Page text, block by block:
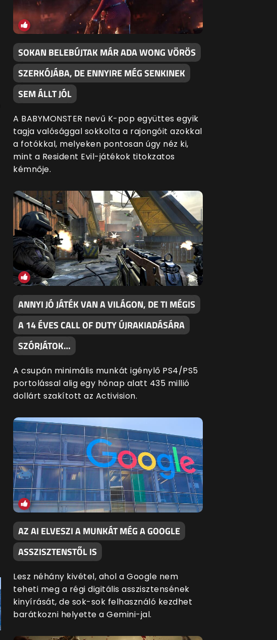
SOKAN BELEBÚJTAK MÁR ADA WONG VÖRÖS
SZERKÓJÁBA, DE ENNYIRE MÉG SENKINEK
SEM ÁLLT JÓL
A BABYMONSTER nevű K-pop együttes egyik
tagja valósággal sokkolta a rajongóit azokkal
a fotókkal, melyeken pontosan úgy néz ki,
mint a Resident Evil-játékok titokzatos
kémnője.
ANNYI JÓ JÁTÉK VAN A VILÁGON, DE TI MÉGIS
A 14 ÉVES CALL OF DUTY ÚJRAKIADÁSÁRA
SZÓRJÁTOK…
A csupán minimális munkát igénylő PS4/PS5
portolással alig egy hónap alatt 435 millió
dollárt szakított az Activision.
AZ AI ELVESZI A MUNKÁT MÉG A GOOGLE
ASSZISZTENSTŐL IS
Lesz néhány kivétel, ahol a Google nem
teheti meg a régi digitális asszisztensének
kinyírását, de sok-sok felhasználó kezdhet
barátkozni helyette a Gemini-jal.